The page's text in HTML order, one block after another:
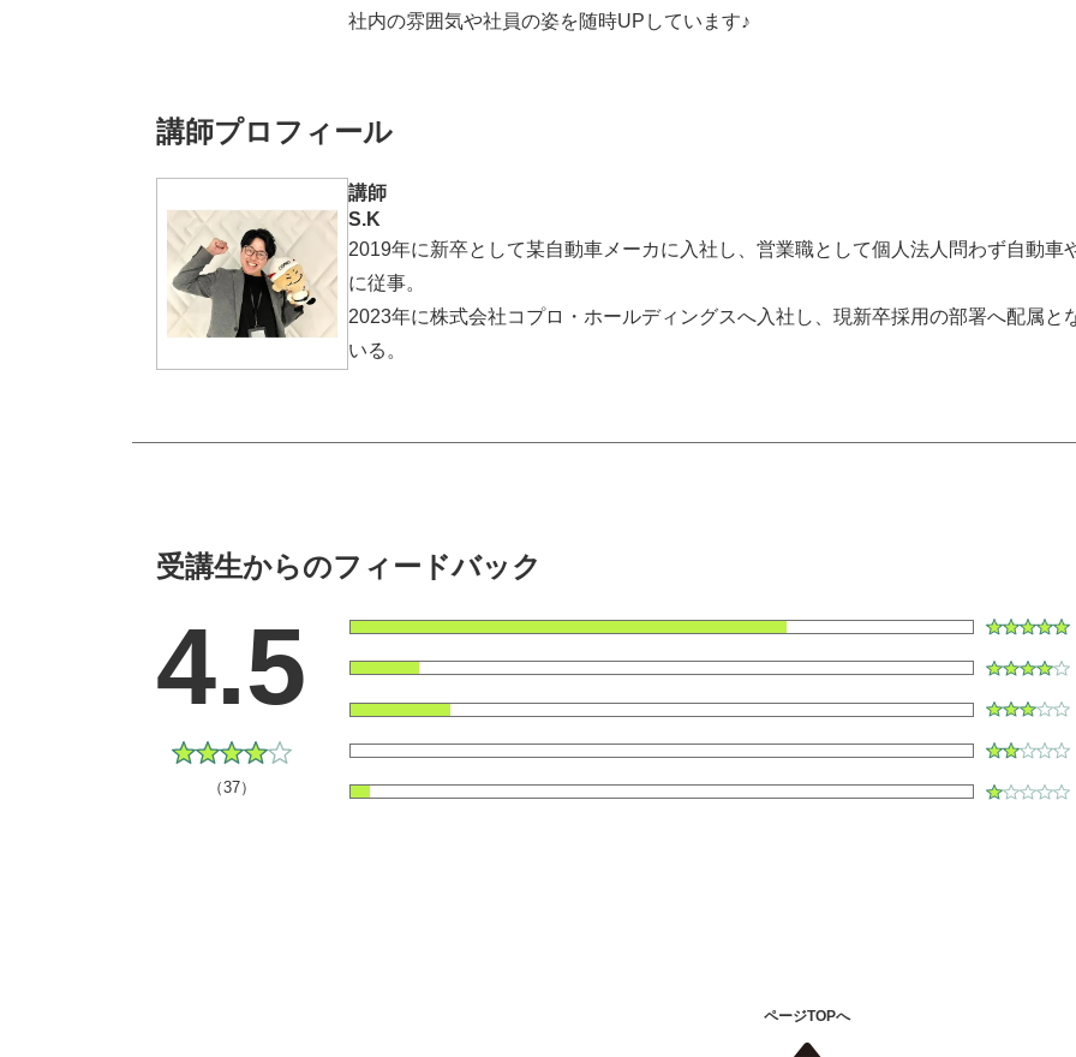
社内の雰囲気や社員の姿を随時UPしています♪
講師プロフィール
講師
S.K
2019年に新卒として某自動車メーカに入社し、営業職として個人法人問わず自動車
に従事。
2023年に株式会社コプロ・ホールディングスへ入社し、現新卒採用の部署へ配属と
いる。
受講生からのフィードバック
4.5
（37）
ページTOPへ